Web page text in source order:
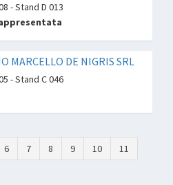
- Stand D 013
MARCELLO DE NIGRIS SRL
- Stand C 046
6 7 8 9 10 11